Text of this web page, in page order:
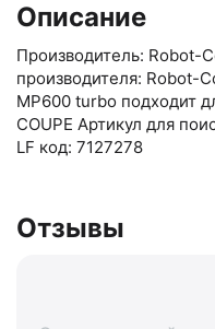
Описание
Производитель: Robot-
производителя: Robot-
MP600 turbo подходит
COUPE Артикул для
LF код: 7127278
Отзывы